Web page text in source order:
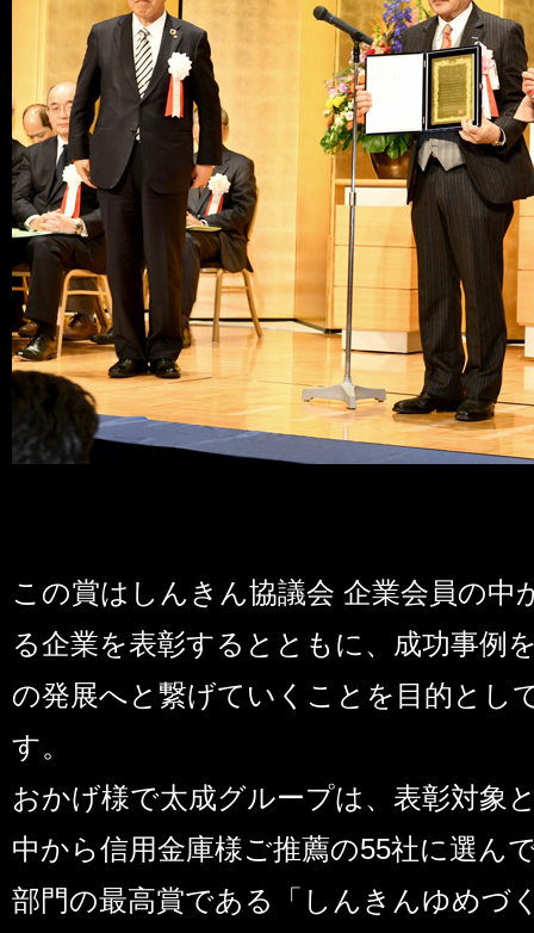
この賞はしんきん協議会 企業会員の中
る企業を表彰するとともに、成功事例
の発展へと繋げていくことを目的とし
す。
おかげ様で太成グループは、表彰対象
中から信用金庫様ご推薦の55社に選ん
部門の最高賞である「しんきんゆめづ